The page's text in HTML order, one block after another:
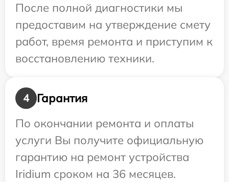
После полной диагностики мы
предоставим на утверждение смету
работ, время ремонта и приступим к
восстановлению техники.
4
Гарантия
По окончании ремонта и оплаты
услуги Вы получите официальную
гарантию на ремонт устройства
Iridium сроком на 36 месяцев.